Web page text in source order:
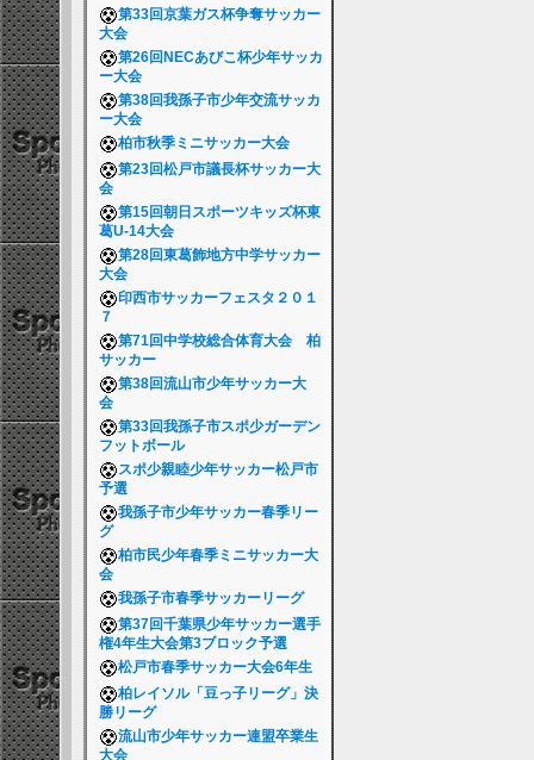
第33回京葉ガス杯争奪サッカー
大会
第26回NECあびこ杯少年サッカ
ー大会
第38回我孫子市少年交流サッカ
ー大会
柏市秋季ミニサッカー大会
第23回松戸市議長杯サッカー大
会
第15回朝日スポーツキッズ杯東
葛U-14大会
第28回東葛飾地方中学サッカー
大会
印西市サッカーフェスタ２０１
７
第71回中学校総合体育大会 柏
サッカー
第38回流山市少年サッカー大
会
第33回我孫子市スポ少ガーデン
フットボール
スポ少親睦少年サッカー松戸市
予選
我孫子市少年サッカー春季リー
グ
柏市民少年春季ミニサッカー大
会
我孫子市春季サッカーリーグ
第37回千葉県少年サッカー選手
権4年生大会第3ブロック予選
松戸市春季サッカー大会6年生
柏レイソル「豆っ子リーグ」決
勝リーグ
流山市少年サッカー連盟卒業生
大会